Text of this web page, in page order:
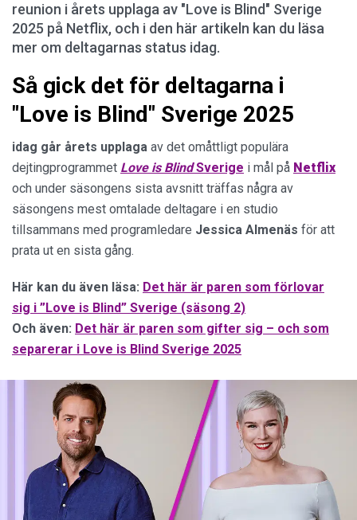
reunion i årets upplaga av "Love is Blind" Sverige
2025 på Netflix, och i den här artikeln kan du läsa
mer om deltagarnas status idag.
Så gick det för deltagarna i
"Love is Blind" Sverige 2025
idag går årets upplaga av det omåttligt populära
dejtingprogrammet Love is BlindSverige i mål på Netflix
och under säsongens sista avsnitt träffas några av
säsongens mest omtalade deltagare i en studio
tillsammans med programledare Jessica Almenäs för att
prata ut en sista gång.
Här kan du även läsa: Det här är paren som förlovar
sig i ”Love is Blind” Sverige (säsong 2)
Och även: Det här är paren som gifter sig – och som
separerar i Love is Blind Sverige 2025